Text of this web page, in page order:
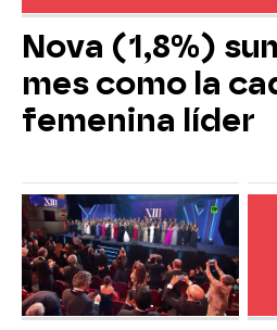
Nova (1,8%)
mes como la
femenina líder